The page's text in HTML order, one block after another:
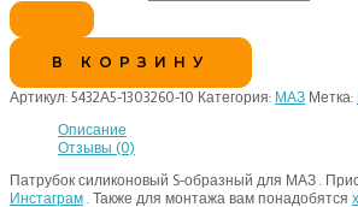
В КОРЗИНУ
Артикул: 5432А5-1303260-10 Категория: МАЗ Метка:
Описание
Отзывы (0)
Патрубок силиконовый S-образный для МАЗ .
Инстаграм . Также для монтажа вам понадобятся